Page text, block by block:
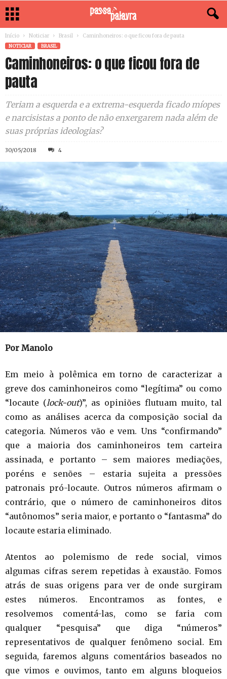
Início Noticiar Brasil Caminhoneiros: o que ficou fora de pauta
NOTICIAR BRASIL
Caminhoneiros: o que ficou fora de
pauta
Teriam a esquerda e a extrema-esquerda ficado míopes
e narcisistas a ponto de não enxergarem nada além de
suas próprias ideologias?
30/05/2018 4
Por Manolo
Em meio à polêmica em torno de caracterizar a
greve dos caminhoneiros como “legítima” ou como
“locaute (lock-out)”, as opiniões flutuam muito, tal
como as análises acerca da composição social da
categoria. Números vão e vem. Uns “confirmando”
que a maioria dos caminhoneiros tem carteira
assinada, e portanto – sem maiores mediações,
poréns e senões – estaria sujeita a pressões
patronais pró-locaute. Outros números afirmam o
contrário, que o número de caminhoneiros ditos
“autônomos” seria maior, e portanto o “fantasma” do
locaute estaria eliminado.
Atentos ao polemismo de rede social, vimos
algumas cifras serem repetidas à exaustão. Fomos
atrás de suas origens para ver de onde surgiram
estes números. Encontramos as fontes, e
resolvemos comentá-las, como se faria com
qualquer “pesquisa” que diga “números”
representativos de qualquer fenômeno social. Em
seguida, faremos alguns comentários baseados no
que vimos e ouvimos, tanto em alguns bloqueios